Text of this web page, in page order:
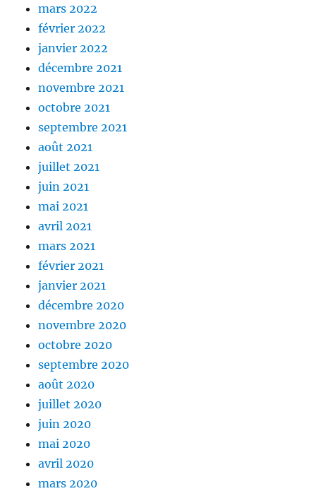
mars 2022
février 2022
janvier 2022
décembre 2021
novembre 2021
octobre 2021
septembre 2021
août 2021
juillet 2021
juin 2021
mai 2021
avril 2021
mars 2021
février 2021
janvier 2021
décembre 2020
novembre 2020
octobre 2020
septembre 2020
août 2020
juillet 2020
juin 2020
mai 2020
avril 2020
mars 2020